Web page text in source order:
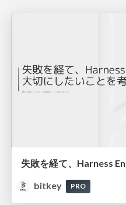
bitkey
PRO